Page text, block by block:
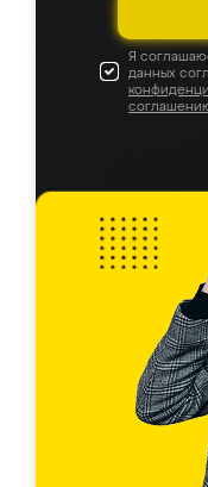
Я
данных